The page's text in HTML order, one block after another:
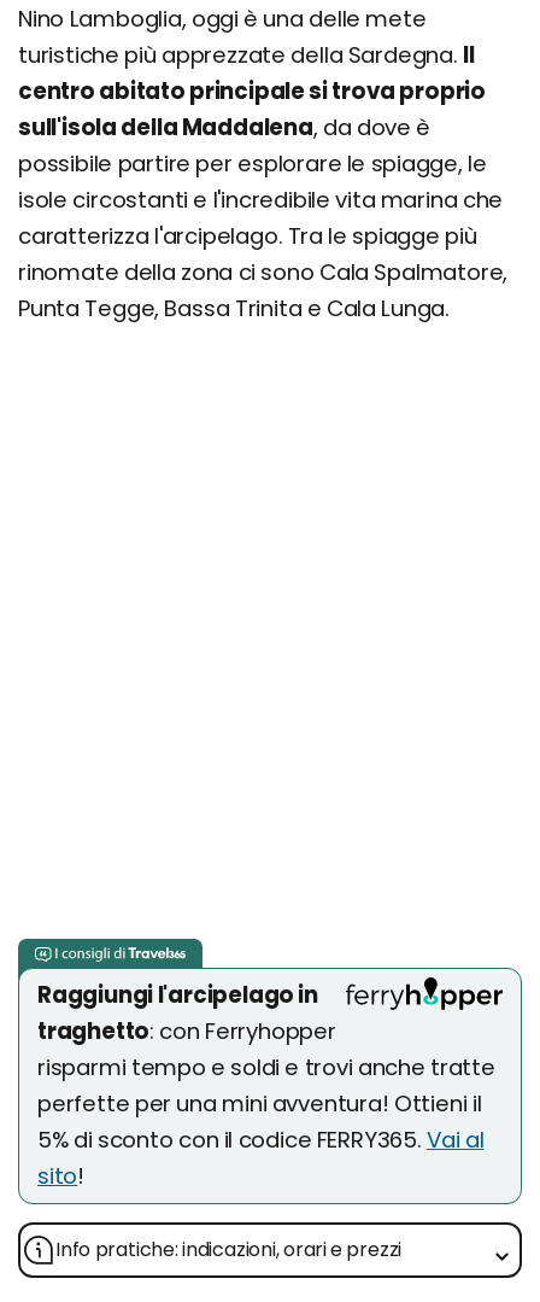
Nino Lamboglia, oggi è una delle mete
turistiche più apprezzate della Sardegna. Il
centro abitato principale si trova proprio
sull'isola della Maddalena, da dove è
possibile partire per esplorare le spiagge, le
isole circostanti e l'incredibile vita marina che
caratterizza l'arcipelago. Tra le spiagge più
rinomate della zona ci sono Cala Spalmatore,
Punta Tegge, Bassa Trinita e Cala Lunga.
Raggiungi l'arcipelago in
traghetto: con Ferryhopper
risparmi tempo e soldi e trovi anche tratte
perfette per una mini avventura! Ottieni il
5% di sconto con il codice FERRY365.Vai al
sito!
Info pratiche: indicazioni, orari e prezzi